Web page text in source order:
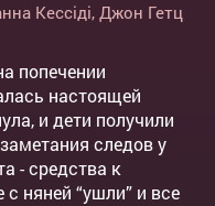
Кессіді, Джон Гетц
попечении
настоящей
и дети получили
следов у
- средства к
няней “ушли” и все